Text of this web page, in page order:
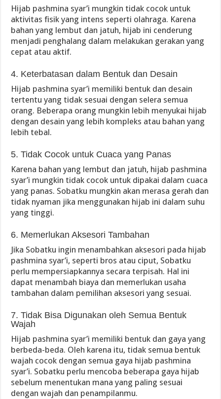
Hijab pashmina syar’i mungkin tidak cocok untuk
aktivitas fisik yang intens seperti olahraga. Karena
bahan yang lembut dan jatuh, hijab ini cenderung
menjadi penghalang dalam melakukan gerakan yang
cepat atau aktif.
4. Keterbatasan dalam Bentuk dan Desain
Hijab pashmina syar’i memiliki bentuk dan desain
tertentu yang tidak sesuai dengan selera semua
orang. Beberapa orang mungkin lebih menyukai hijab
dengan desain yang lebih kompleks atau bahan yang
lebih tebal.
5. Tidak Cocok untuk Cuaca yang Panas
Karena bahan yang lembut dan jatuh, hijab pashmina
syar’i mungkin tidak cocok untuk dipakai dalam cuaca
yang panas. Sobatku mungkin akan merasa gerah dan
tidak nyaman jika menggunakan hijab ini dalam suhu
yang tinggi.
6. Memerlukan Aksesori Tambahan
Jika Sobatku ingin menambahkan aksesori pada hijab
pashmina syar’i, seperti bros atau ciput, Sobatku
perlu mempersiapkannya secara terpisah. Hal ini
dapat menambah biaya dan memerlukan usaha
tambahan dalam pemilihan aksesori yang sesuai.
7. Tidak Bisa Digunakan oleh Semua Bentuk
Wajah
Hijab pashmina syar’i memiliki bentuk dan gaya yang
berbeda-beda. Oleh karena itu, tidak semua bentuk
wajah cocok dengan semua gaya hijab pashmina
syar’i. Sobatku perlu mencoba beberapa gaya hijab
sebelum menentukan mana yang paling sesuai
dengan wajah dan penampilanmu.